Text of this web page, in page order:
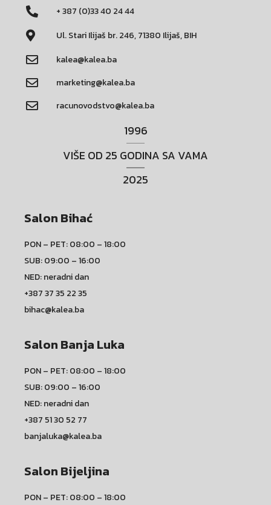
+ 387 (0)33 40 24 44
Ul. Stari Ilijaš br. 246, 71380 Ilijaš, BIH
kalea@kalea.ba
marketing@kalea.ba
racunovodstvo@kalea.ba
1996
VIŠE OD 25 GODINA SA VAMA
2025
Salon Bihać
PON – PET: 08:00 – 18:00
SUB: 09:00 – 16:00
NED: neradni dan
+387 37 35 22 35
bihac@kalea.ba
Salon Banja Luka
PON – PET: 08:00 – 18:00
SUB: 09:00 – 16:00
NED: neradni dan
+387 51 30 52 77
banjaluka@kalea.ba
Salon Bijeljina
PON – PET: 08:00 – 18:00